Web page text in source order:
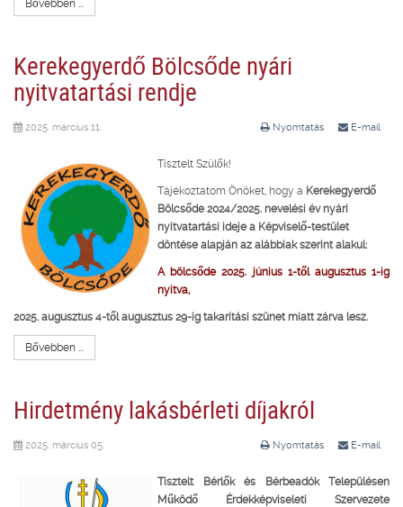
Bővebben ...
Kerekegyerdő Bölcsőde nyári
nyitvatartási rendje
Nyomtatás E-mail
2025. március 11.
Tisztelt Szülők!
Tájékoztatom Önöket, hogy a Kerekegyerdő
Bölcsőde 2024/2025. nevelési év nyári
nyitvatartási ideje a Képviselő-testület
döntése alapján az alábbiak szerint alakul:
A bölcsőde 2025. június 1-től augusztus 1-ig
nyitva,
2025. augusztus 4-től augusztus 29-ig takarítási szünet miatt zárva lesz.
Bővebben ...
Hirdetmény lakásbérleti díjakról
Nyomtatás E-mail
2025. március 05.
Tisztelt Bérlők és Bérbeadók Településen
Működő Érdekképviseleti Szervezete